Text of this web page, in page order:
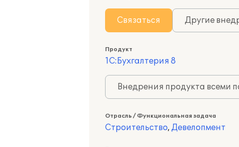
Связаться Другие
Продукт
1С:Бухгалтерия 8
Внедрения продукта всеми
Отрасль / Функциональная задача
Строительство, Девелопмент